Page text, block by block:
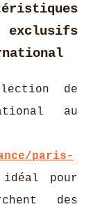
exclusifs
de
au
paris-
pour
des